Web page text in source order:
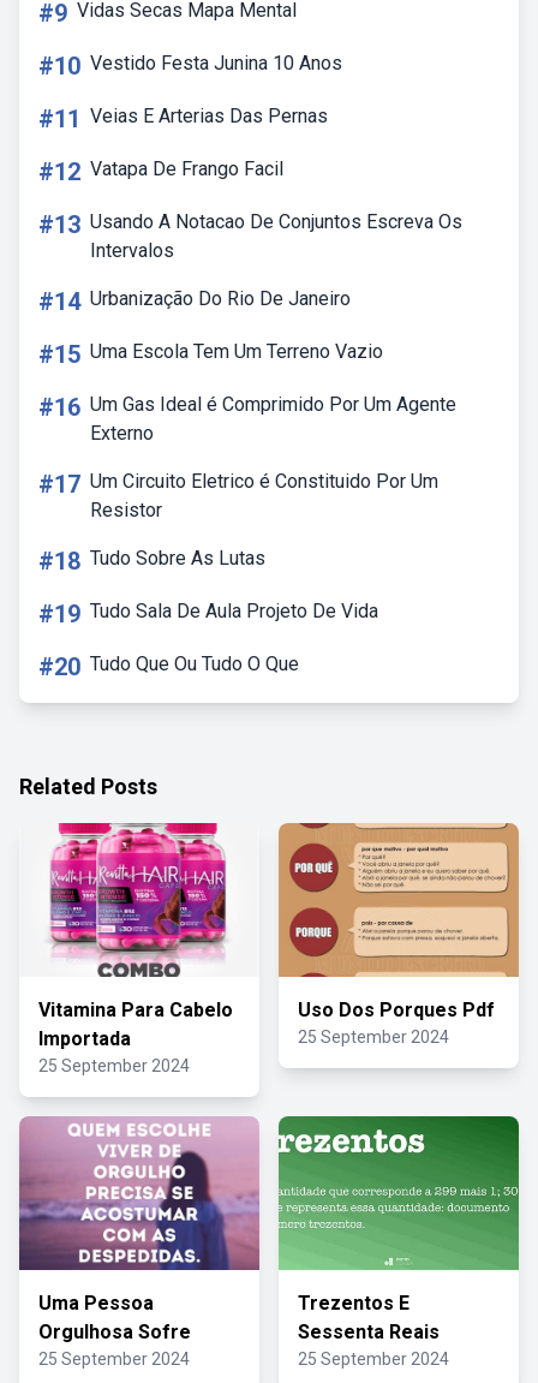
#9 Vidas Secas Mapa Mental
#10 Vestido Festa Junina 10 Anos
#11 Veias E Arterias Das Pernas
#12 Vatapa De Frango Facil
#13 Usando A Notacao De Conjuntos Escreva Os
Intervalos
#14 Urbanização Do Rio De Janeiro
#15 Uma Escola Tem Um Terreno Vazio
#16 Um Gas Ideal é Comprimido Por Um Agente
Externo
#17 Um Circuito Eletrico é Constituido Por Um
Resistor
#18 Tudo Sobre As Lutas
#19 Tudo Sala De Aula Projeto De Vida
#20 Tudo Que Ou Tudo O Que
Related Posts
Vitamina Para Cabelo
Importada
25 September 2024
Uso Dos Porques Pdf
25 September 2024
Uma Pessoa
Orgulhosa Sofre
25 September 2024
Trezentos E
Sessenta Reais
25 September 2024